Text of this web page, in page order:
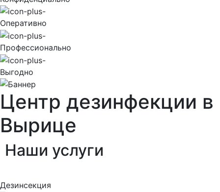
Оперативно
Профессионально
Выгодно
Центр дезинфекции в
Вырице
Наши услуги
Дезинсекция